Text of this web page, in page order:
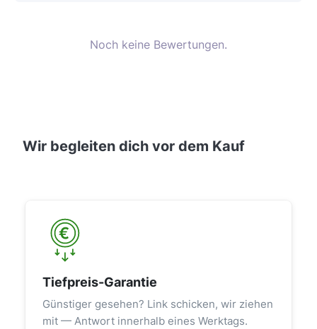
Noch keine Bewertungen.
Wir begleiten dich vor dem Kauf
Tiefpreis-Garantie
Günstiger gesehen? Link schicken, wir ziehen
mit — Antwort innerhalb eines Werktags.